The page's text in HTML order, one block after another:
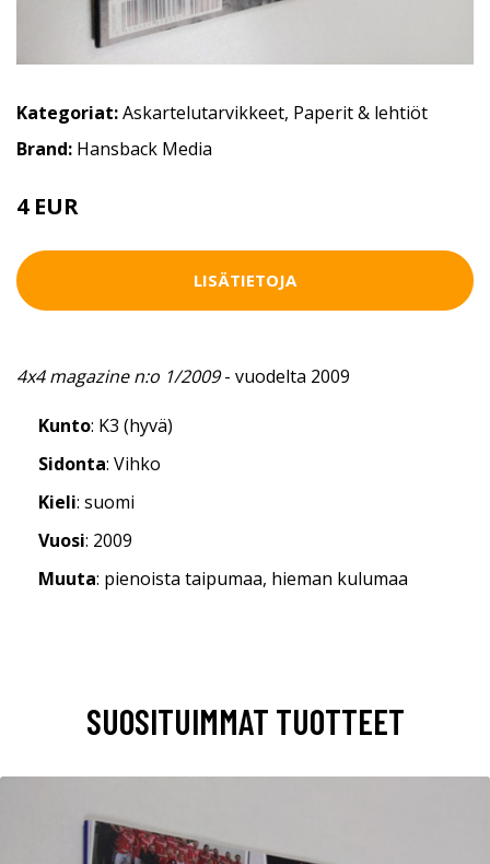
Kategoriat:Askartelutarvikkeet, Paperit & lehtiöt
Brand: Hansback Media
4 EUR
LISÄTIETOJA
4x4 magazine n:o 1/2009- vuodelta 2009
Kunto: K3 (hyvä)
Sidonta: Vihko
Kieli: suomi
Vuosi: 2009
Muuta: pienoista taipumaa, hieman kulumaa
SUOSITUIMMAT TUOTTEET